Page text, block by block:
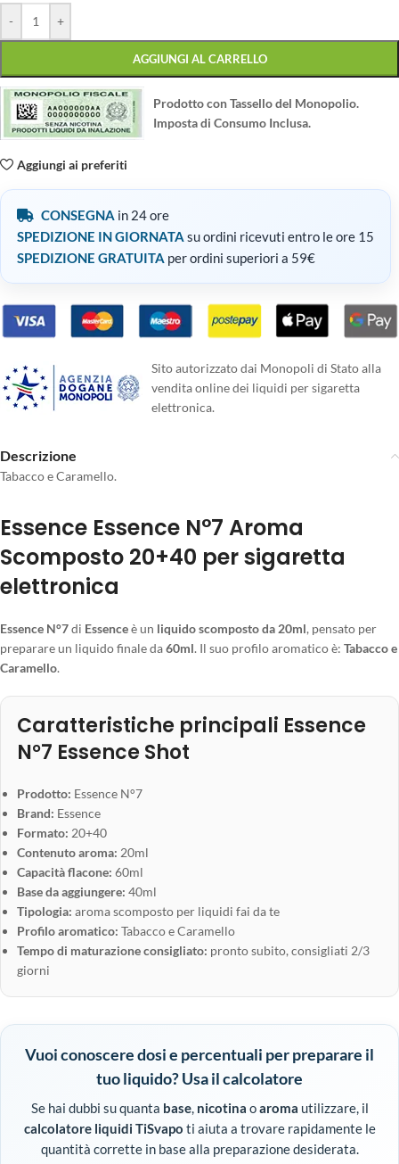
- +
AGGIUNGI AL CARRELLO
Prodotto con Tassello del Monopolio.
Imposta di Consumo Inclusa.
Aggiungi ai preferiti
CONSEGNA in 24 ore
SPEDIZIONE IN GIORNATA su ordini ricevuti entro le ore 15
SPEDIZIONE GRATUITA per ordini superiori a 59€
Sito autorizzato dai Monopoli di Stato alla
vendita online dei liquidi per sigaretta
elettronica.
Descrizione
Tabacco e Caramello.
Essence Essence N°7 Aroma
Scomposto 20+40 per sigaretta
elettronica
Essence N°7di Essenceè un liquido scomposto da 20ml, pensato per
preparare un liquido finale da60ml. Il suo profilo aromatico è: Tabacco e
Caramello.
Caratteristiche principali Essence
N°7 Essence Shot
Prodotto: Essence N°7
Brand: Essence
Formato: 20+40
Contenuto aroma: 20ml
Capacità flacone: 60ml
Base da aggiungere: 40ml
Tipologia: aroma scomposto per liquidi fai da te
Profilo aromatico: Tabacco e Caramello
Tempo di maturazione consigliato: pronto subito, consigliati 2/3
giorni
Vuoi conoscere dosi e percentuali per preparare il
tuo liquido? Usa il calcolatore
Se hai dubbi su quanta base, nicotina oaroma utilizzare, il
calcolatore liquidi TiSvapo ti aiuta a trovare rapidamente le
quantità corrette in base alla preparazione desiderata.